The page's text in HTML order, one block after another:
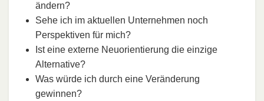
ändern?
Sehe ich im aktuellen Unternehmen noch
Perspektiven für mich?
Ist eine externe Neuorientierung die einzige
Alternative?
Was würde ich durch eine Veränderung
gewinnen?